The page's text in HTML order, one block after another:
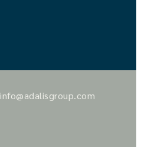
info@adalisgroup.com